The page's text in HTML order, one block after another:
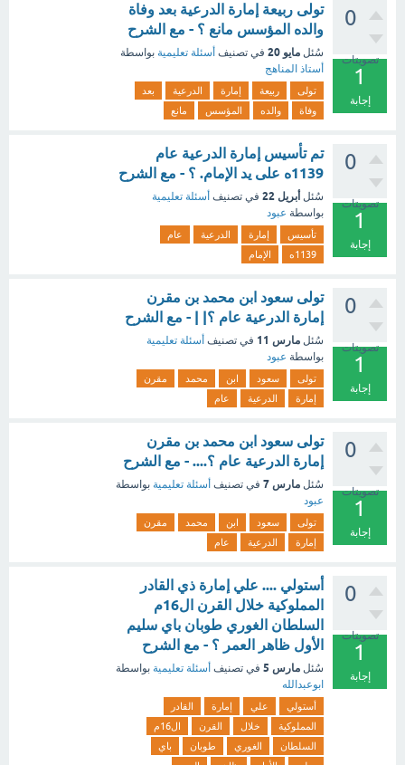
0
تصويتات
1
إجابة
تولى ربيعة إمارة الدرعية بعد وفاة
والده المؤسس مانع ؟ - مع الشرح
سُئل مايو 20 في تصنيف أسئلة تعليمية بواسطة
أستاذ المناهج
تولى ربيعة إمارة الدرعية
بعد
وفاة
والده المؤسس مانع
0
تصويتات
1
إجابة
تم تأسيس إمارة الدرعية عام
1139ه على يد الإمام. ؟ - مع الشرح
سُئل أبريل 22 في تصنيف أسئلة تعليمية
بواسطة عبود
تأسيس إمارة الدرعية
عام
1139ه
الإمام
0
تصويتات
1
إجابة
تولى سعود ابن محمد بن مقرن
إمارة الدرعية عام ؟| | - مع الشرح
سُئل مارس 11 في تصنيف أسئلة تعليمية
بواسطة عبود
تولى سعود ابن محمد
مقرن
إمارة
الدرعية عام
0
تصويتات
1
إجابة
تولى سعود ابن محمد بن مقرن
إمارة الدرعية عام ؟.... - مع الشرح
سُئل مارس 7 في تصنيف أسئلة تعليمية بواسطة
عبود
تولى سعود ابن محمد
مقرن
إمارة
الدرعية عام
0
تصويتات
1
إجابة
أستولي .... علي إمارة ذي القادر
المملوكية خلال القرن ال16م
السلطان الغوري طوبان باي سليم
الأول ظاهر العمر ؟ - مع الشرح
سُئل مارس 5 في تصنيف أسئلة تعليمية بواسطة
ابوعبدالله
أستولي علي إمارة
القادر
المملوكية
خلال القرن
ال16م
السلطان
الغوري طوبان
باي